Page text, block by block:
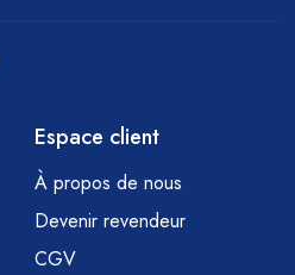
Espace client
À propos de nous
Devenir revendeur
CGV